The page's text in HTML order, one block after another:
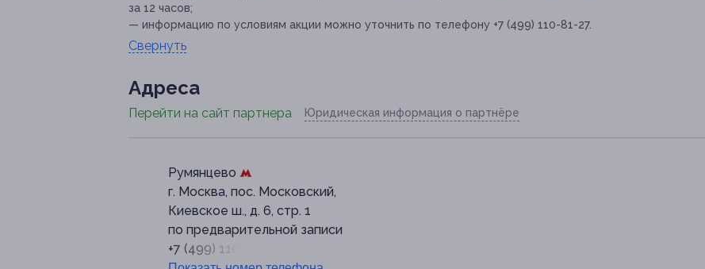
за 12 часов;
— информацию по условиям акции можно уточнить по телефону +7 (499) 110-81-27.
Свернуть
Адресa
Перейти на сайт партнера Юридическая информация о партнёре
Румянцево
г. Москва, пос. Московский,
Киевское ш., д. 6, стр. 1
по предварительной записи
+7 (499) 110-81-27